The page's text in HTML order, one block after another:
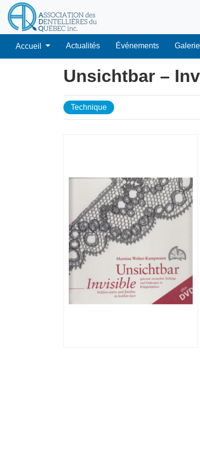
Accueil Actualités Événements Galerie
Unsichtbar –
Technique